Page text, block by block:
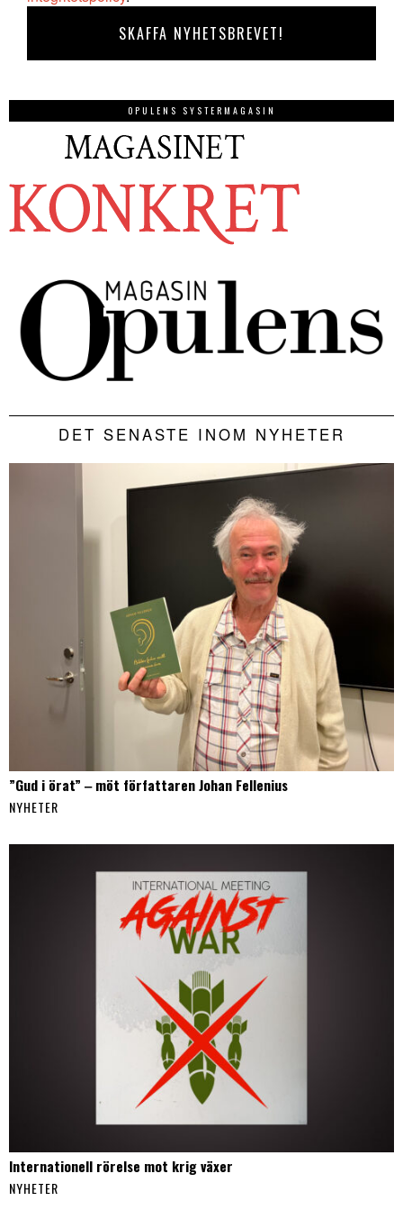
OPULENS SYSTERMAGASIN
DET SENASTE INOM NYHETER
”Gud i örat” ‒ möt författaren Johan Fellenius
NYHETER
Internationell rörelse mot krig växer
NYHETER